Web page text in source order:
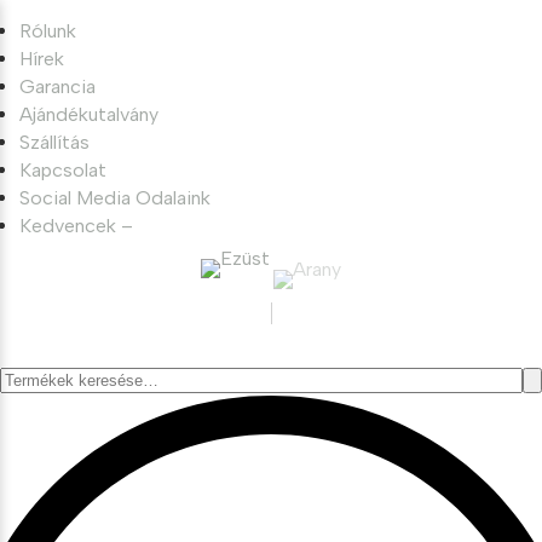
Rólunk
Hírek
Garancia
Ajándékutalvány
Szállítás
Kapcsolat
Social Media Odalaink
Kedvencek –
Keresés
következőre: